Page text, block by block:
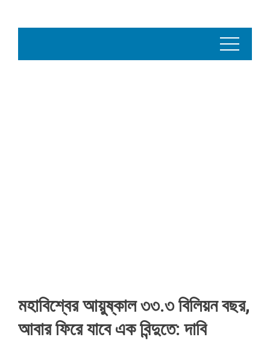
মহাবিশ্বের আয়ুষ্কাল ৩৩.৩ বিলিয়ন বছর,
আবার ফিরে যাবে এক বিন্দুতে: দাবি